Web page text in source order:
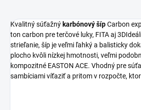
Kvalitný súťažný karbónový šípCarbon
ton carbon pre terčové luky, FITA aj
strieľanie, šíp je veľmi ľahký a balisticky
plocho kvôli nízkej hmotnosti, veľmi
kompozitné EASTON ACE. Vhodný pre
sambíciami víťaziť a pritom v rozpočte,